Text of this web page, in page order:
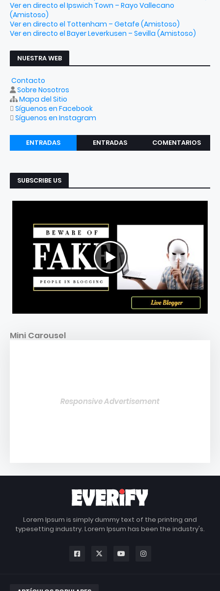
Ver en directo el Ipswich Town – Rayo Vallecano
(Amistoso)
Ver en directo el Tottenham – Getafe (Amistoso)
Ver en directo el Bayer Leverkusen – Sevilla (Amistoso)
NUESTRA WEB
Contacto
Sobre Nosotros
Mapa del Sitio
Síguenos en Facebook
Síguenos en Instagram
ENTRADAS
ENTRADAS
COMENTARIOS
SUBSCRIBE US
Mini Carousel
Responsive Advertisement
Lorem Ipsum is simply dummy text of the printing and
typesetting industry. Lorem Ipsum has been the industry's.